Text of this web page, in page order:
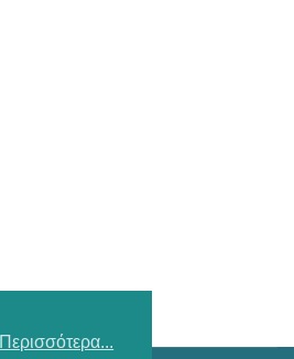
Περισσότερα...